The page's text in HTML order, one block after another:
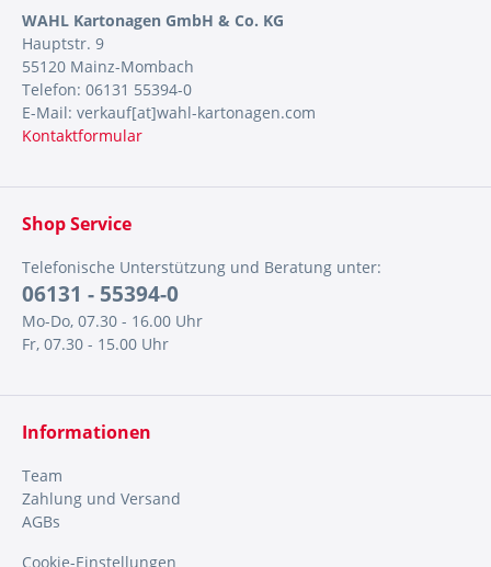
WAHL Kartonagen GmbH & Co. KG
Hauptstr. 9
55120 Mainz-Mombach
Telefon: 06131 55394-0
E-Mail: verkauf[at]wahl-kartonagen.com
Kontaktformular
Shop Service
Telefonische Unterstützung und Beratung unter:
06131 - 55394-0
Mo-Do, 07.30 - 16.00 Uhr
Fr, 07.30 - 15.00 Uhr
Informationen
Team
Zahlung und Versand
AGBs
Cookie-Einstellungen